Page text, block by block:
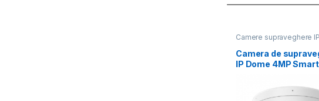
Camere supraveghere IP
Camera de
IP Dome 4MP Smart